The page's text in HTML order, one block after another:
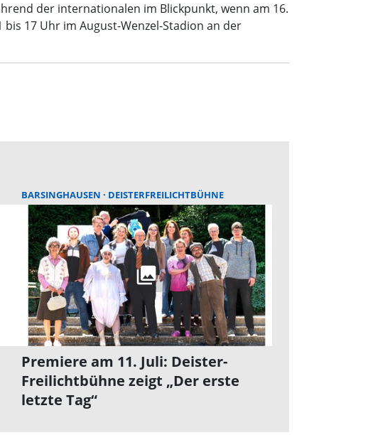
der internationalen im Blickpunkt, wenn am 16.
17 Uhr im August-Wenzel-Stadion an der
BARSINGHAUSEN DEISTERFREILICHTBÜHNE
Premiere am 11. Juli: Deister-
Freilichtbühne zeigt „Der erste
letzte Tag“